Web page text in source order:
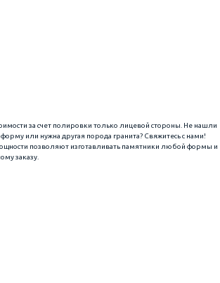
за счет полировки только лицевой стороны. Не нашли
или нужна другая порода гранита? Свяжитесь с нами!
позволяют изготавливать памятники любой формы и
заказу.